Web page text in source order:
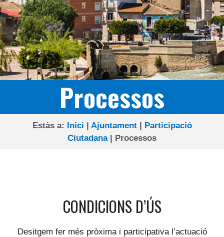
Processos
Estàs a: Inici | Ajuntament| Participació
Ciutadana| Processos
CONDICIONS D’ÚS
Desitgem fer més pròxima i participativa l’actuació